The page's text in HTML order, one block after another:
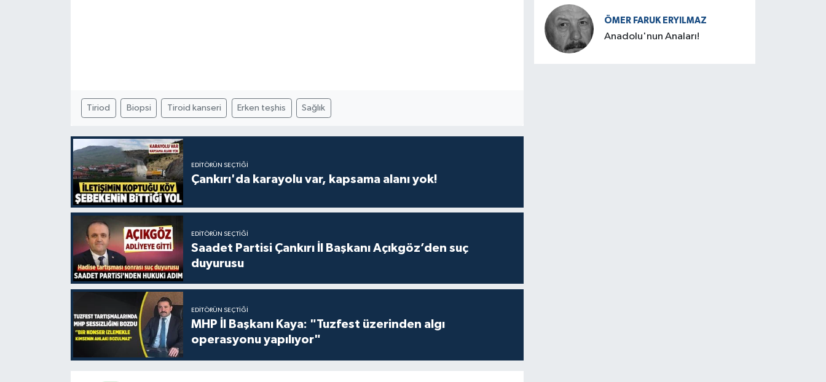
Tiriod Biopsi Tiroid kanseri Erken teşhis Sağlık
EDITÖRÜN SEÇTIĞI
Çankırı'da karayolu var, kapsama alanı yok!
EDITÖRÜN SEÇTIĞI
Saadet Partisi Çankırı İl Başkanı Açıkgöz’den suç
duyurusu
EDITÖRÜN SEÇTIĞI
MHP İl Başkanı Kaya: "Tuzfest üzerinden algı
operasyonu yapılıyor"
ÖMER FARUK ERYILMAZ
Anadolu'nun Anaları!